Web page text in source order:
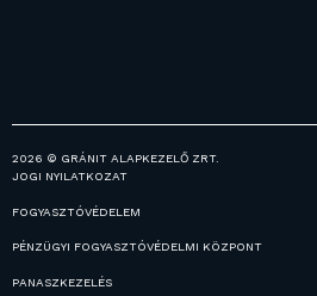
2026 © GRÁNIT ALAPKEZELŐ ZRT.
JOGI NYILATKOZAT
FOGYASZTÓVÉDELEM
PÉNZÜGYI FOGYASZTÓVÉDELMI KÖZPONT
PANASZKEZELÉS